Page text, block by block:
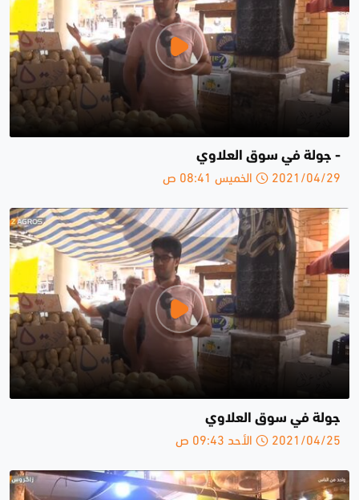
- جولة في سوق العلاوي
2021/04/29 الخميس 08:41 ص
جولة في سوق العلاوي
2021/04/25 الأحد 09:43 ص